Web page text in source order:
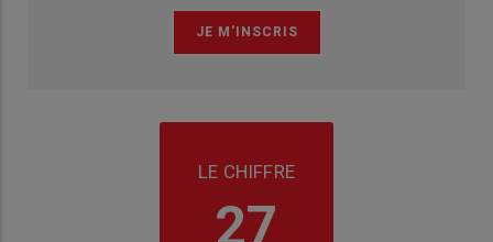
LE CHIFFRE
27